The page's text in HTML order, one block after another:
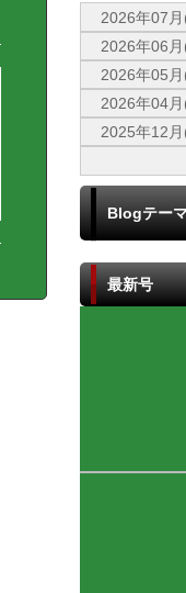
2026年07
2026年06
2026年05
2026年04
2025年12
Blogテー
最新号